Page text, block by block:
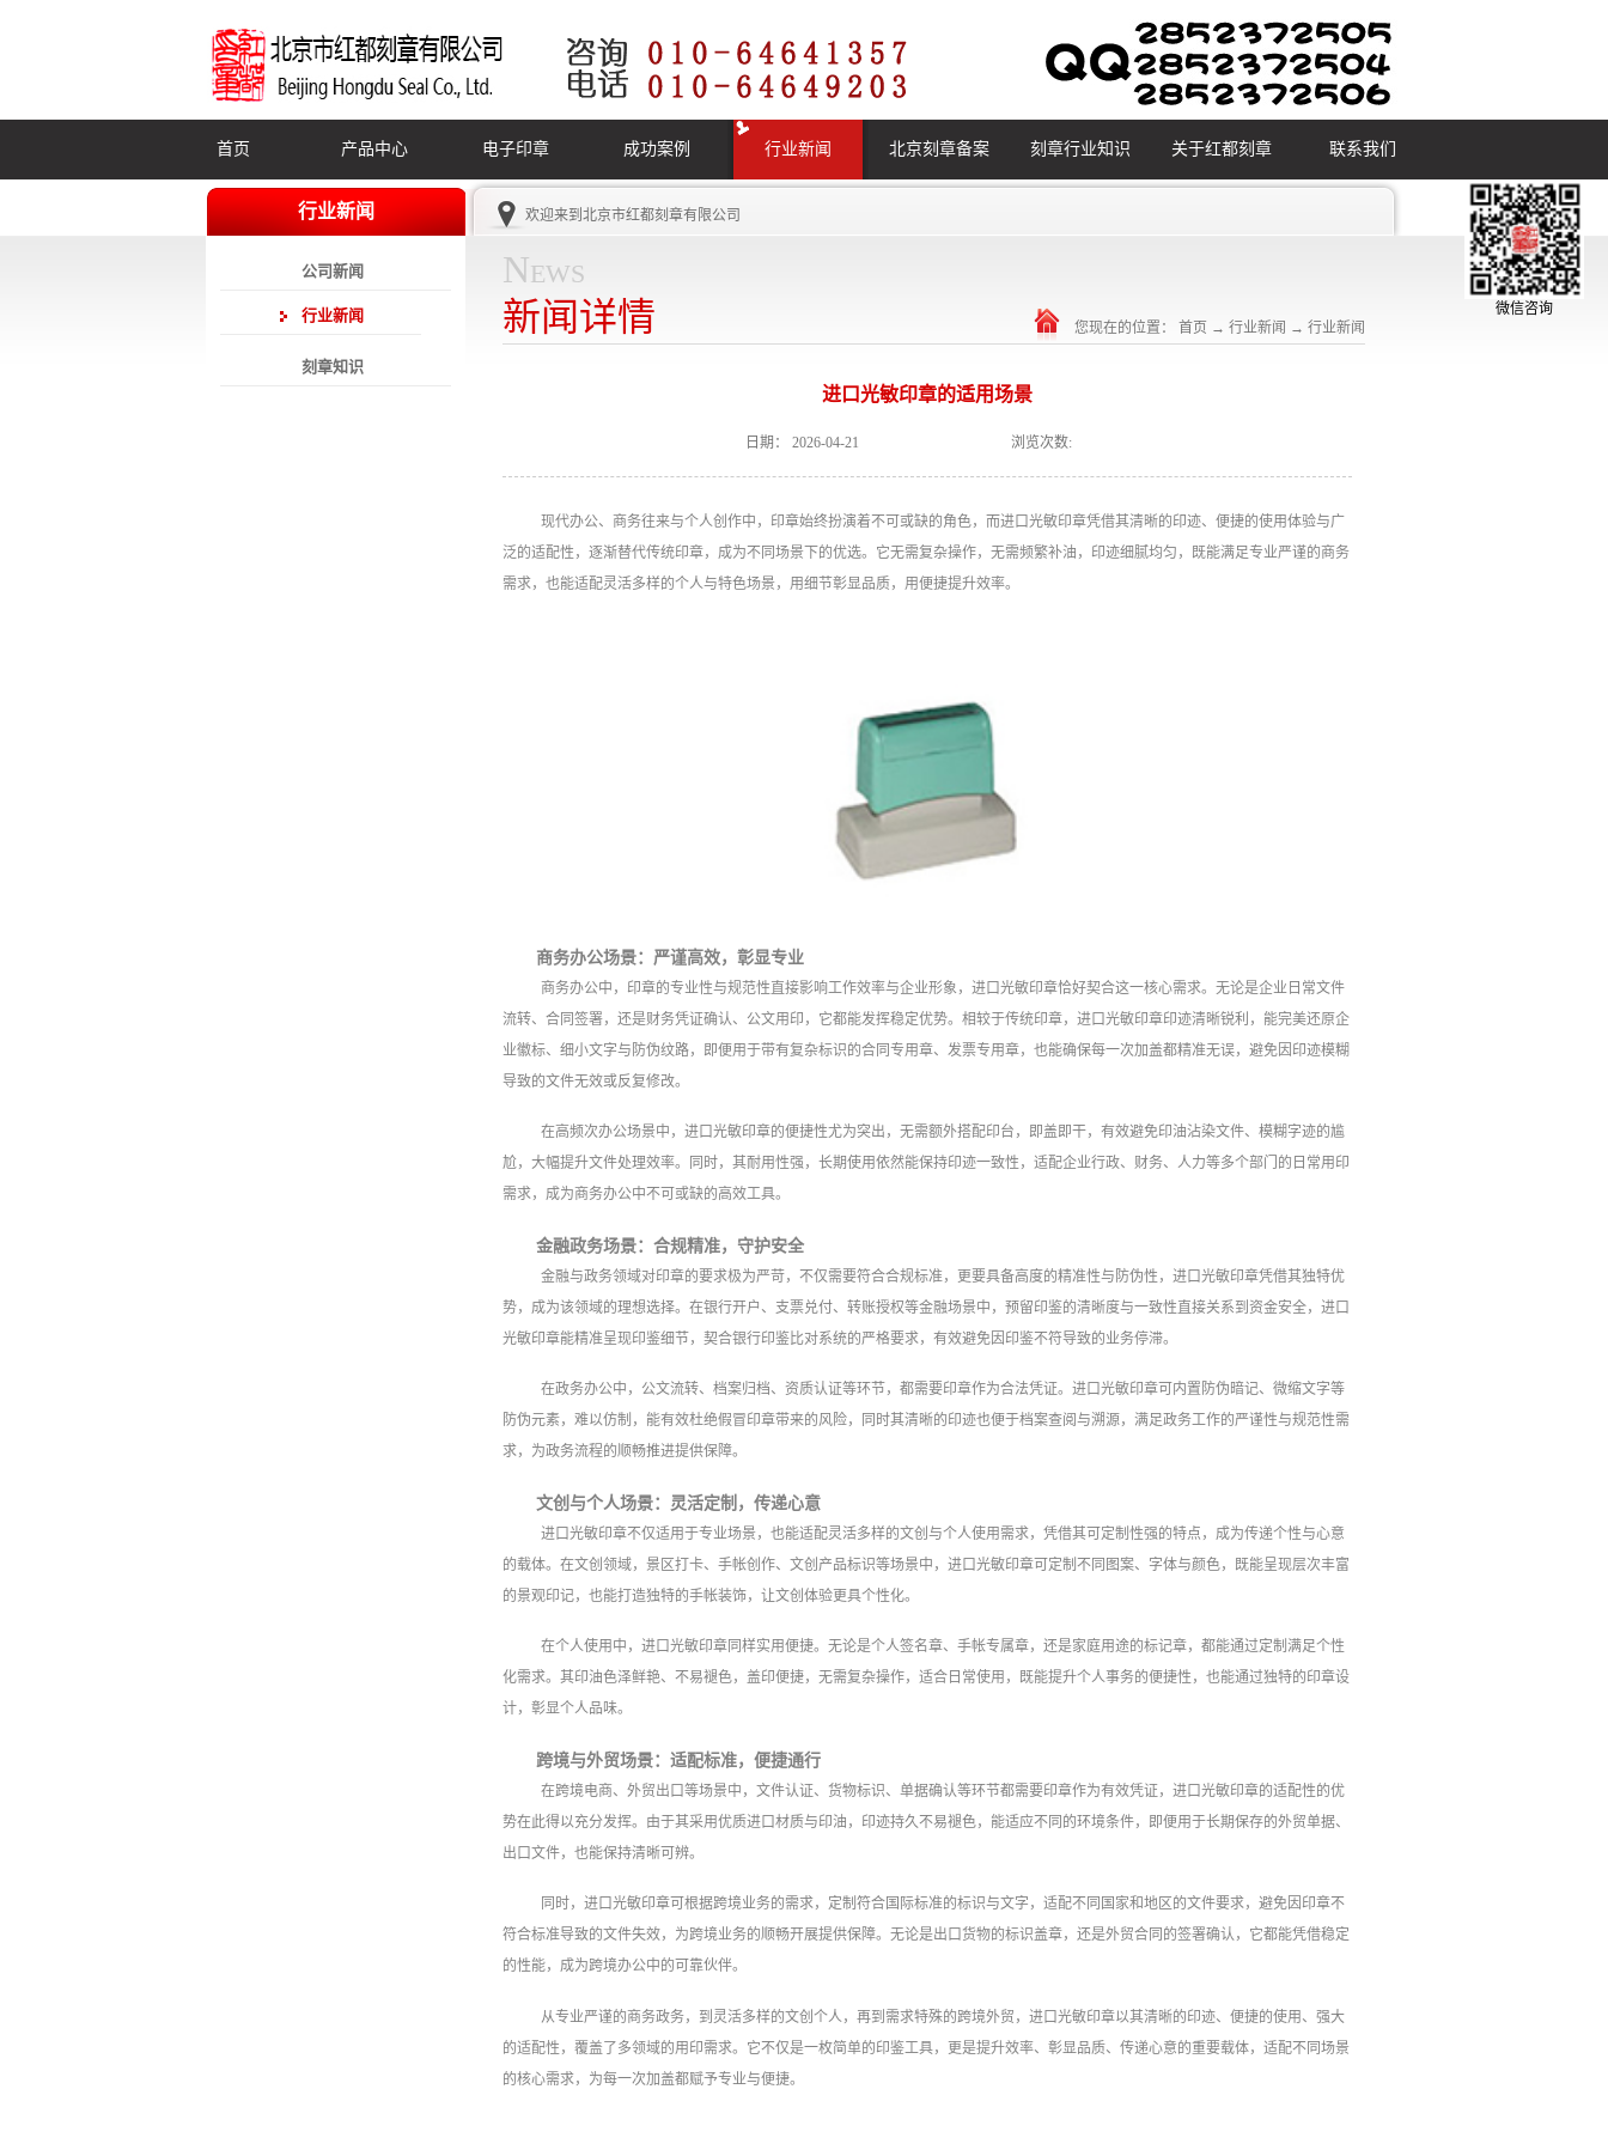
首页 产品中心 电子印章 成功案例 行业新闻 北京刻章备案 刻章行业知识 关于红都刻章 联系我们
行业新闻
公司新闻
行业新闻
刻章知识
欢迎来到 北京市红都刻章有限公司
News
新闻详情
您现在的位置： 首页 → 行业新闻 → 行业新闻
进口光敏印章的适用场景
日期： 2026-04-21 浏览次数:
现代办公、商务往来与个人创作中，印章始终扮演着不可或缺的角色，而进口光敏印章凭借其清晰的印迹、便捷的使用体验与广
泛的适配性，逐渐替代传统印章，成为不同场景下的优选。它无需复杂操作，无需频繁补油，印迹细腻均匀，既能满足专业严谨的商务
需求，也能适配灵活多样的个人与特色场景，用细节彰显品质，用便捷提升效率。
商务办公场景：严谨高效，彰显专业
商务办公中，印章的专业性与规范性直接影响工作效率与企业形象，进口光敏印章恰好契合这一核心需求。无论是企业日常文件
流转、合同签署，还是财务凭证确认、公文用印，它都能发挥稳定优势。相较于传统印章，进口光敏印章印迹清晰锐利，能完美还原企
业徽标、细小文字与防伪纹路，即便用于带有复杂标识的合同专用章、发票专用章，也能确保每一次加盖都精准无误，避免因印迹模糊
导致的文件无效或反复修改。
在高频次办公场景中，进口光敏印章的便捷性尤为突出，无需额外搭配印台，即盖即干，有效避免印油沾染文件、模糊字迹的尴
尬，大幅提升文件处理效率。同时，其耐用性强，长期使用依然能保持印迹一致性，适配企业行政、财务、人力等多个部门的日常用印
需求，成为商务办公中不可或缺的高效工具。
金融政务场景：合规精准，守护安全
金融与政务领域对印章的要求极为严苛，不仅需要符合合规标准，更要具备高度的精准性与防伪性，进口光敏印章凭借其独特优
势，成为该领域的理想选择。在银行开户、支票兑付、转账授权等金融场景中，预留印鉴的清晰度与一致性直接关系到资金安全，进口
光敏印章能精准呈现印鉴细节，契合银行印鉴比对系统的严格要求，有效避免因印鉴不符导致的业务停滞。
在政务办公中，公文流转、档案归档、资质认证等环节，都需要印章作为合法凭证。进口光敏印章可内置防伪暗记、微缩文字等
防伪元素，难以仿制，能有效杜绝假冒印章带来的风险，同时其清晰的印迹也便于档案查阅与溯源，满足政务工作的严谨性与规范性需
求，为政务流程的顺畅推进提供保障。
文创与个人场景：灵活定制，传递心意
进口光敏印章不仅适用于专业场景，也能适配灵活多样的文创与个人使用需求，凭借其可定制性强的特点，成为传递个性与心意
的载体。在文创领域，景区打卡、手帐创作、文创产品标识等场景中，进口光敏印章可定制不同图案、字体与颜色，既能呈现层次丰富
的景观印记，也能打造独特的手帐装饰，让文创体验更具个性化。
在个人使用中，进口光敏印章同样实用便捷。无论是个人签名章、手帐专属章，还是家庭用途的标记章，都能通过定制满足个性
化需求。其印油色泽鲜艳、不易褪色，盖印便捷，无需复杂操作，适合日常使用，既能提升个人事务的便捷性，也能通过独特的印章设
计，彰显个人品味。
跨境与外贸场景：适配标准，便捷通行
在跨境电商、外贸出口等场景中，文件认证、货物标识、单据确认等环节都需要印章作为有效凭证，进口光敏印章的适配性的优
势在此得以充分发挥。由于其采用优质进口材质与印油，印迹持久不易褪色，能适应不同的环境条件，即便用于长期保存的外贸单据、
出口文件，也能保持清晰可辨。
同时，进口光敏印章可根据跨境业务的需求，定制符合国际标准的标识与文字，适配不同国家和地区的文件要求，避免因印章不
符合标准导致的文件失效，为跨境业务的顺畅开展提供保障。无论是出口货物的标识盖章，还是外贸合同的签署确认，它都能凭借稳定
的性能，成为跨境办公中的可靠伙伴。
从专业严谨的商务政务，到灵活多样的文创个人，再到需求特殊的跨境外贸，进口光敏印章以其清晰的印迹、便捷的使用、强大
的适配性，覆盖了多领域的用印需求。它不仅是一枚简单的印鉴工具，更是提升效率、彰显品质、传递心意的重要载体，适配不同场景
的核心需求，为每一次加盖都赋予专业与便捷。
微信咨询